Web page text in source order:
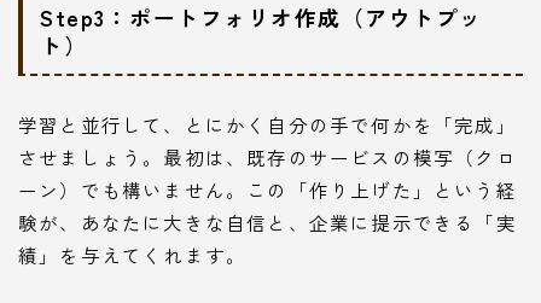
Step3：ポートフォリオ作成（アウトプッ
ト）
学習と並行して、とにかく自分の手で何かを「完成」
させましょう。最初は、既存のサービスの模写（クロ
ーン）でも構いません。この「作り上げた」という経
験が、あなたに大きな自信と、企業に提示できる「実
績」を与えてくれます。